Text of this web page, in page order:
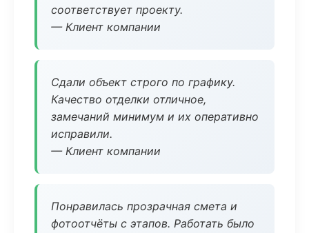
соответствует проекту.
— Клиент компании
Сдали объект строго по графику.
Качество отделки отличное,
замечаний минимум и их оперативно
исправили.
— Клиент компании
Понравилась прозрачная смета и
фотоотчёты с этапов. Работать было